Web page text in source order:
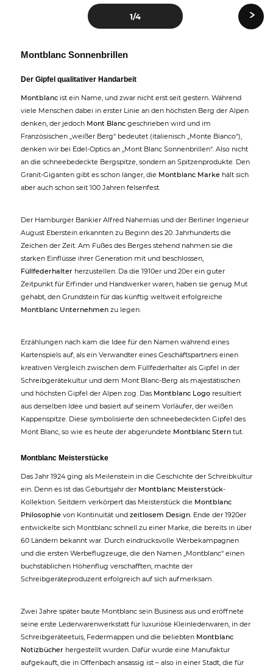
1/4 ›
Montblanc Sonnenbrillen
Der Gipfel qualitativer Handarbeit
Montblanc ist ein Name, und zwar nicht erst seit gestern. Während
viele Menschen dabei in erster Linie an den höchsten Berg der Alpen
denken, der jedoch Mont Blanc geschrieben wird und im
Französischen „weißer Berg“ bedeutet (italienisch „Monte Bianco“),
denken wir bei Edel-Optics an „Mont Blanc Sonnenbrillen“. Also nicht
an die schneebedeckte Bergspitze, sondern an Spitzenprodukte. Den
Granit-Giganten gibt es schon länger, die Montblanc Marke hält sich
aber auch schon seit 100 Jahren felsenfest.
Der Hamburger Bankier Alfred Nahemias und der Berliner Ingenieur
August Eberstein erkannten zu Beginn des 20. Jahrhunderts die
Zeichen der Zeit. Am Fußes des Berges stehend nahmen sie die
starken Einflüsse ihrer Generation mit und beschlossen,
Füllfederhalter herzustellen. Da die 1910er und 20er ein guter
Zeitpunkt für Erfinder und Handwerker waren, haben sie genug Mut
gehabt, den Grundstein für das künftig weltweit erfolgreiche
Montblanc Unternehmen zu legen.
Erzählungen nach kam die Idee für den Namen während eines
Kartenspiels auf, als ein Verwandter eines Geschäftspartners einen
kreativen Vergleich zwischen dem Füllfederhalter als Gipfel in der
Schreibgerätekultur und dem Mont Blanc-Berg als majestätischen
und höchsten Gipfel der Alpen zog. Das Montblanc Logo resultiert
aus derselben Idee und basiert auf seinem Vorläufer, der weißen
Kappenspitze. Diese symbolisierte den schneebedeckten Gipfel des
Mont Blanc, so wie es heute der abgerundete Montblanc Stern tut.
Montblanc Meisterstücke
Das Jahr 1924 ging als Meilenstein in die Geschichte der Schreibkultur
ein. Denn es ist das Geburtsjahr der Montblanc Meisterstück-
Kollektion. Seitdem verkörpert das Meisterstück die Montblanc
Philosophie von Kontinuität und zeitlosem Design. Ende der 1920er
entwickelte sich Montblanc schnell zu einer Marke, die bereits in über
60 Ländern bekannt war. Durch eindrucksvolle Werbekampagnen
und die ersten Werbeflugzeuge, die den Namen „Montblanc“ einen
buchstäblichen Höhenflug verschafften, machte der
Schreibgeräteproduzent erfolgreich auf sich aufmerksam.
Zwei Jahre später baute Montblanc sein Business aus und eröffnete
seine erste Lederwarenwerkstatt für luxuriöse Kleinlederwaren, in der
Schreibgeräteetuis, Federmappen und die beliebten Montblanc
Notizbücher hergestellt wurden. Dafür wurde eine Manufaktur
aufgekauft, die in Offenbach ansässig ist – also in einer Stadt, die für